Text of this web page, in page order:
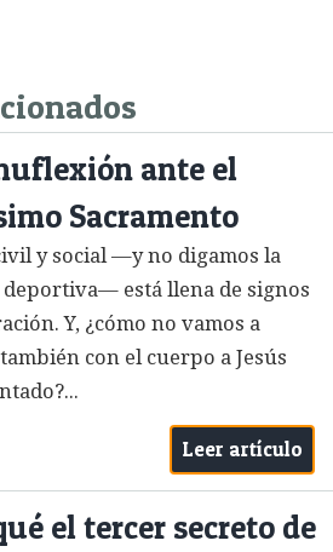
ante el
Sacramento
y social —y no digamos la
está llena de signos
Y, ¿cómo no vamos a
con el cuerpo a Jesús
Leer artículo
el tercer secreto de